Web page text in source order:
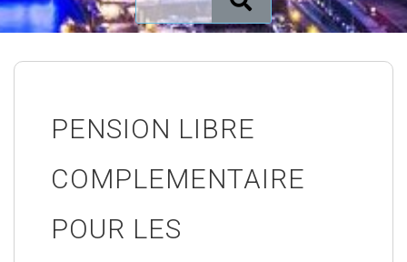
PENSION LIBRE
COMPLEMENTAIRE
POUR LES